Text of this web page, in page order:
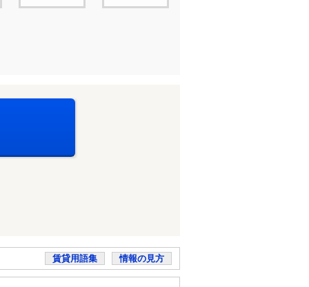
賃貸用語集 情報の見方